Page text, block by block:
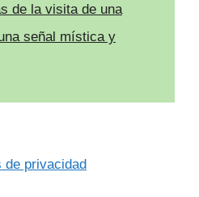
de la visita de una
señal mística y
de privacidad